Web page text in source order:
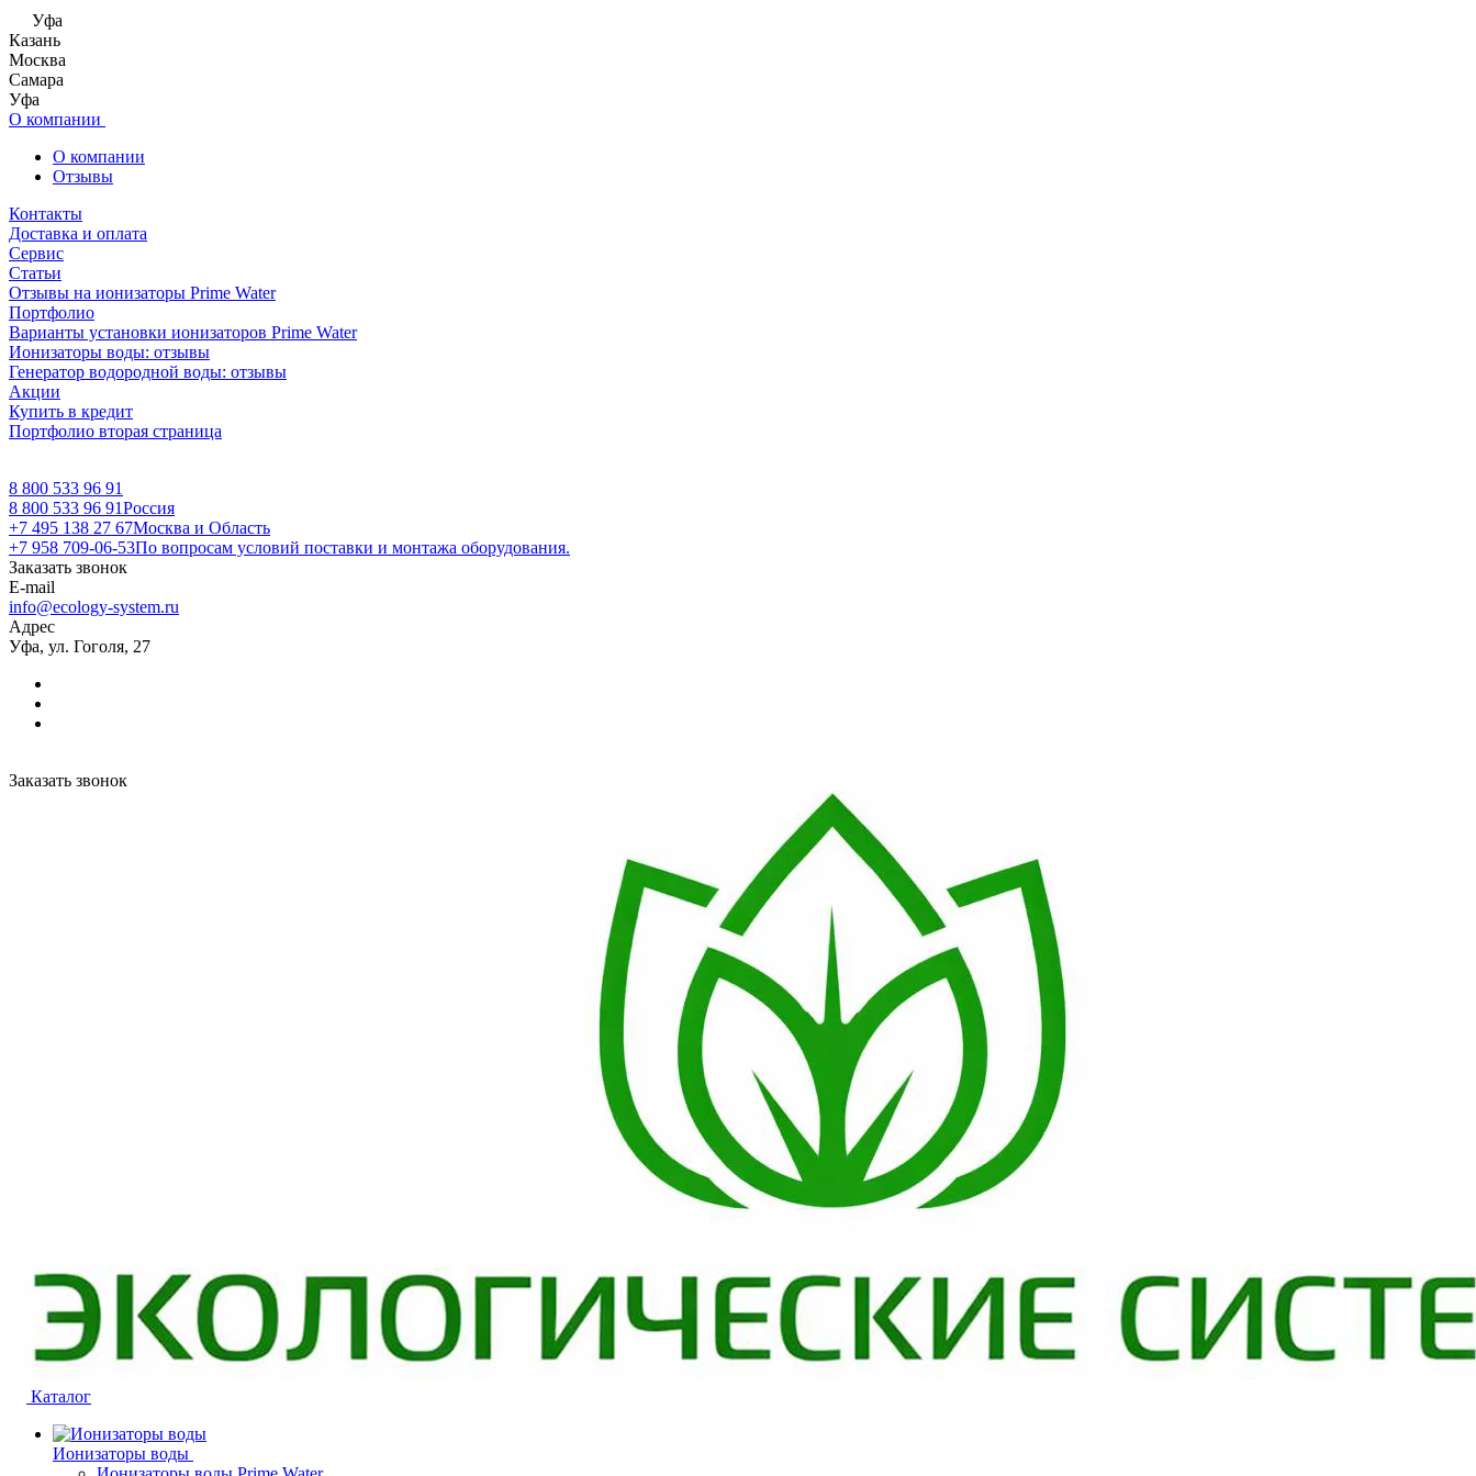
Уфа
Казань
Москва
Самара
Уфа
О компании
О компании
Отзывы
Контакты
Доставка и оплата
Сервис
Статьи
Отзывы на ионизаторы Prime Water
Портфолио
Варианты установки ионизаторов Prime Water
Ионизаторы воды: отзывы
Генератор водородной воды: отзывы
Акции
Купить в кредит
Портфолио вторая страница
8 800 533 96 91
8 800 533 96 91Россия
+7 495 138 27 67Москва и Область
+7 958 709-06-53По вопросам условий поставки и монтажа оборудования.
Заказать звонок
E-mail
info@ecology-system.ru
Адрес
Уфа, ул. Гоголя, 27
Заказать звонок
Каталог
Ионизаторы воды